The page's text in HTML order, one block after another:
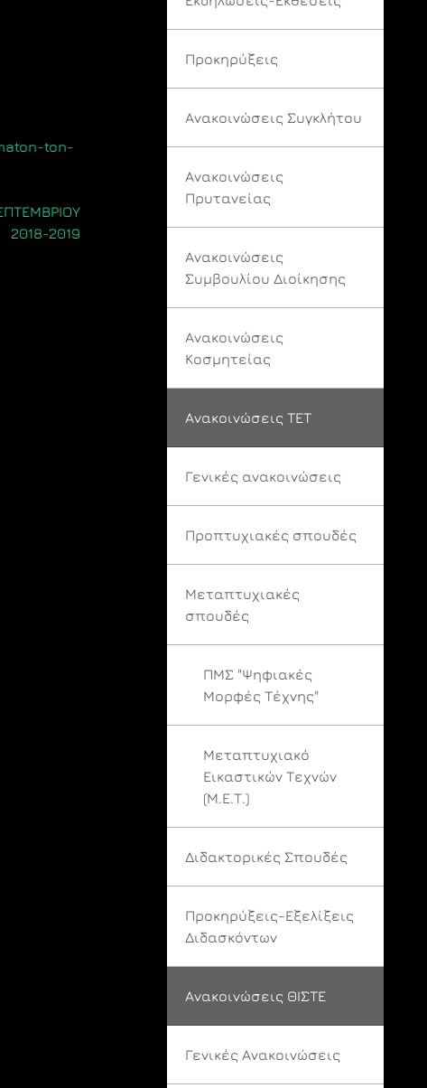
ton-
2018-2019
Προκηρύξεις
Ανακοινώσεις Συγκλήτου
Ανακοινώσεις
Πρυτανείας
Ανακοινώσεις
Συμβουλίου Διοίκησης
Ανακοινώσεις
Κοσμητείας
Ανακοινώσεις ΤΕΤ
Γενικές ανακοινώσεις
Προπτυχιακές σπουδές
Μεταπτυχιακές
σπουδές
ΠΜΣ "Ψηφιακές
Μορφές Τέχνης"
Μεταπτυχιακό
Εικαστικών Τεχνών
(Μ.Ε.Τ.)
Διδακτορικές Σπουδές
Προκηρύξεις-Εξελίξεις
Διδασκόντων
Ανακοινώσεις ΘΙΣΤΕ
Γενικές Ανακοινώσεις